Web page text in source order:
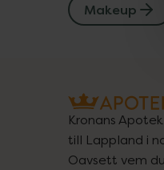
Makeup
Kronans
till Lappland i
Oavsett vem